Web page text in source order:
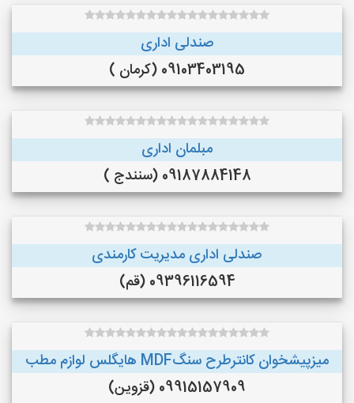
صندلی اداری
09103403195 (کرمان )
مبلمان اداری
09187884148 (سنندج )
صندلی اداری مدیریت کارمندی
09396116594 (قم)
میزپیشخوان کانترطرح سنگMDF هایگلس لوازم مطب
09915157909 (قزوین)